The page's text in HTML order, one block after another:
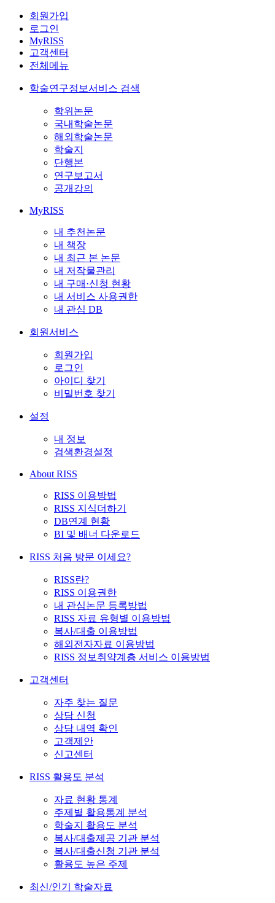
회원가입
로그인
MyRISS
고객센터
전체메뉴
학술연구정보서비스 검색
학위논문
국내학술논문
해외학술논문
학술지
단행본
연구보고서
공개강의
MyRISS
내 추천논문
내 책장
내 최근 본 논문
내 저작물관리
내 구매·신청 현황
내 서비스 사용권한
내 관심 DB
회원서비스
회원가입
로그인
아이디 찾기
비밀번호 찾기
설정
내 정보
검색환경설정
About RISS
RISS 이용방법
RISS 지식더하기
DB연계 현황
BI 및 배너 다운로드
RISS 처음 방문 이세요?
RISS란?
RISS 이용권한
내 관심논문 등록방법
RISS 자료 유형별 이용방법
복사/대출 이용방법
해외전자자료 이용방법
RISS 정보취약계층 서비스 이용방법
고객센터
자주 찾는 질문
상담 신청
상담 내역 확인
고객제안
신고센터
RISS 활용도 분석
자료 현황 통계
주제별 활용통계 분석
학술지 활용도 분석
복사/대출제공 기관 분석
복사/대출신청 기관 분석
활용도 높은 주제
최신/인기 학술자료